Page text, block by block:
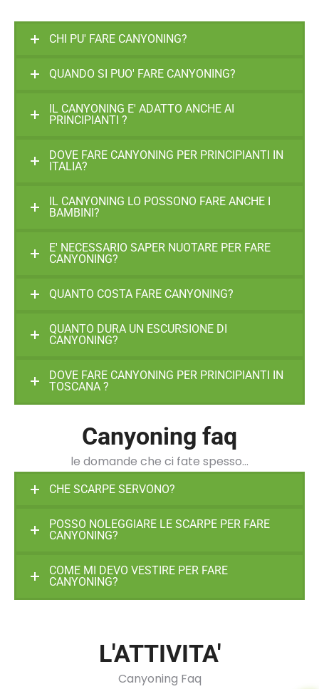
CHI PU' FARE CANYONING?
QUANDO SI PUO' FARE CANYONING?
IL CANYONING E' ADATTO ANCHE AI
PRINCIPIANTI ?
DOVE FARE CANYONING PER PRINCIPIANTI IN
ITALIA?
IL CANYONING LO POSSONO FARE ANCHE I
BAMBINI?
E' NECESSARIO SAPER NUOTARE PER FARE
CANYONING?
QUANTO COSTA FARE CANYONING?
QUANTO DURA UN ESCURSIONE DI
CANYONING?
DOVE FARE CANYONING PER PRINCIPIANTI IN
TOSCANA ?
Canyoning faq
le domande che ci fate spesso…
CHE SCARPE SERVONO?
POSSO NOLEGGIARE LE SCARPE PER FARE
CANYONING?
COME MI DEVO VESTIRE PER FARE
CANYONING?
L'ATTIVITA'
Canyoning Faq